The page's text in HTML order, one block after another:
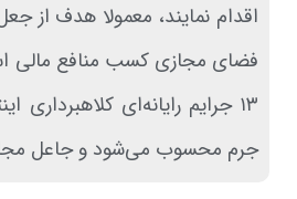
اقدام نمایند، معمولا هدف از
فضای مجازی کسب منافع مالی
۱۳ جرایم رایانه‌ای
جرم محسوب می‌شود و جاعل